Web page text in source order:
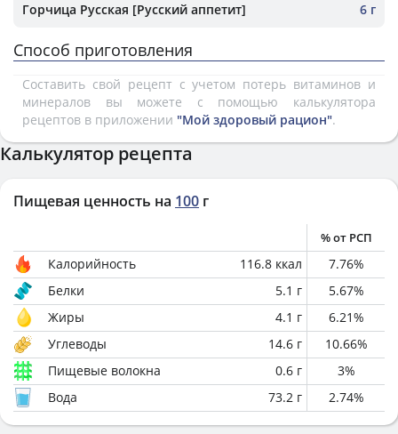
Горчица Русская [Русский аппетит] 6 г
Способ приготовления
Составить свой рецепт с учетом потерь витаминов и
минералов вы можете с помощью калькулятора
рецептов в приложении "Мой здоровый рацион".
Калькулятор рецепта
Пищевая ценность на 100 г
% от РСП
Калорийность 116.8 ккал 7.76%
Белки
5.1 г 5.67%
Жиры
4.1 г 6.21%
Углеводы
14.6 г 10.66%
Пищевые волокна
0.6 г 3%
Вода
73.2 г 2.74%